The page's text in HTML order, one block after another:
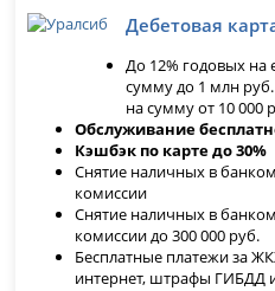
Дебетовая
До 12% годовых на
сумму до 1 млн
на сумму от 10 000
Обслуживание
Кэшбэк по карте до 30%
Снятие наличных в
комиссии
Снятие наличных в
комиссии до 300 000 руб.
Бесплатные платежи за
интернет, штрафы ГИБДД